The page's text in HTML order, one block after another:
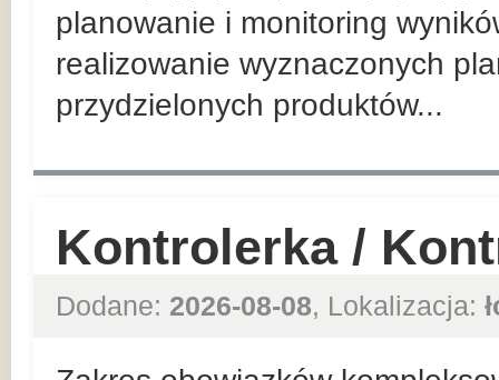
planowanie i monitoring
realizowanie wyznaczonych
przydzielonych produktów...
Kontrolerka /
Dodane: 2026-08-08, Lokalizacja: